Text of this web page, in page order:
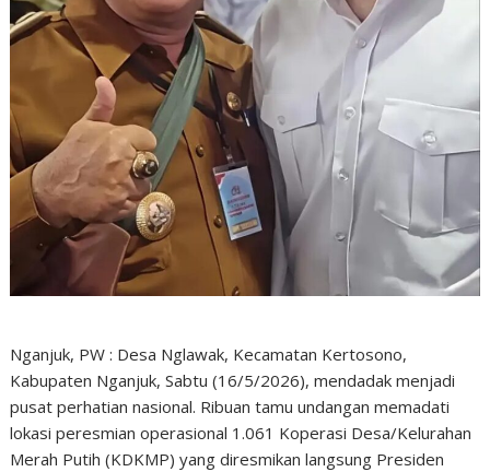
Nganjuk, PW : Desa Nglawak, Kecamatan Kertosono,
Kabupaten Nganjuk, Sabtu (16/5/2026), mendadak menjadi
pusat perhatian nasional. Ribuan tamu undangan memadati
lokasi peresmian operasional 1.061 Koperasi Desa/Kelurahan
Merah Putih (KDKMP) yang diresmikan langsung Presiden